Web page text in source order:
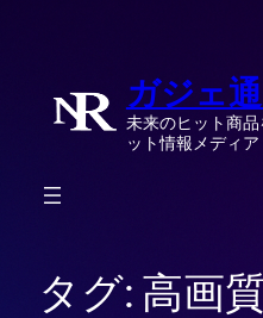
ガジェ
未来のヒット商
ット情報メディア
タグ: 高画